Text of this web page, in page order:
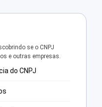
se o CNPJ
e outras empresas.
do CNPJ